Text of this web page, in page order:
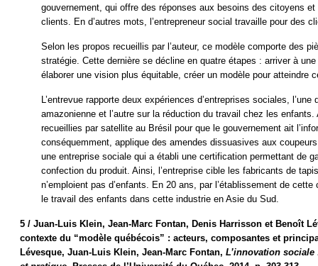
gouvernement, qui offre des réponses aux besoins des citoyens
clients. En d’autres mots, l’entrepreneur social travaille pour des
Selon les propos recueillis par l’auteur, ce modèle comporte des
stratégie. Cette dernière se décline en quatre étapes : arriver à
élaborer une vision plus équitable, créer un modèle pour atteindre
L’entrevue rapporte deux expériences d’entreprises sociales,
amazonienne et l’autre sur la réduction du travail chez les
recueillies par satellite au Brésil pour que le gouvernement ait
conséquemment, applique des amendes dissuasives aux
une entreprise sociale qui a établi une certification permettant de
confection du produit. Ainsi, l’entreprise cible les fabricants de
n’emploient pas d’enfants. En 20 ans, par l’établissement de
le travail des enfants dans cette industrie en Asie du Sud.
5 / Juan-Luis Klein, Jean-Marc Fontan, Denis Harrisson et Benoît
contexte du “modèle québécois” : acteurs, composantes et
Lévesque, Juan-Luis Klein, Jean-Marc Fontan, L’innovation